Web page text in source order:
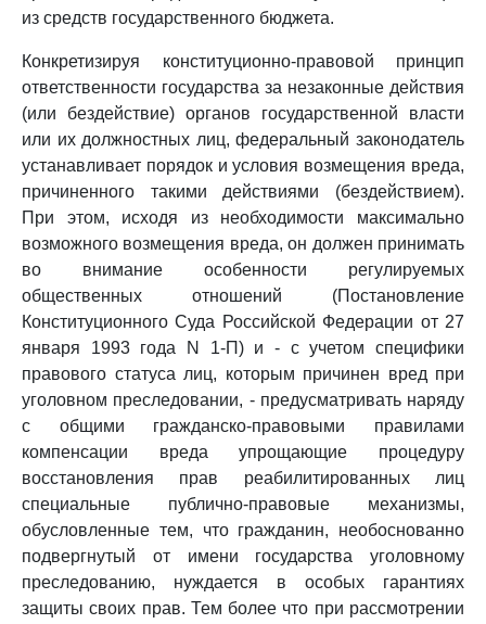
из средств государственного бюджета.
Конкретизируя конституционно-правовой принцип
ответственности государства за незаконные действия
(или бездействие) органов государственной власти
или их должностных лиц, федеральный законодатель
устанавливает порядок и условия возмещения вреда,
причиненного такими действиями (бездействием).
При этом, исходя из необходимости максимально
возможного возмещения вреда, он должен принимать
во внимание особенности регулируемых
общественных отношений (Постановление
Конституционного Суда Российской Федерации от 27
января 1993 года N 1-П) и - с учетом специфики
правового статуса лиц, которым причинен вред при
уголовном преследовании, - предусматривать наряду
с общими гражданско-правовыми правилами
компенсации вреда упрощающие процедуру
восстановления прав реабилитированных лиц
специальные публично-правовые механизмы,
обусловленные тем, что гражданин, необоснованно
подвергнутый от имени государства уголовному
преследованию, нуждается в особых гарантиях
защиты своих прав. Тем более что при рассмотрении